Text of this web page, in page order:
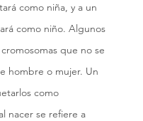
como niña, y a un
como niño. Algunos
que no se
hombre o mujer. Un
como
nacer se refiere a